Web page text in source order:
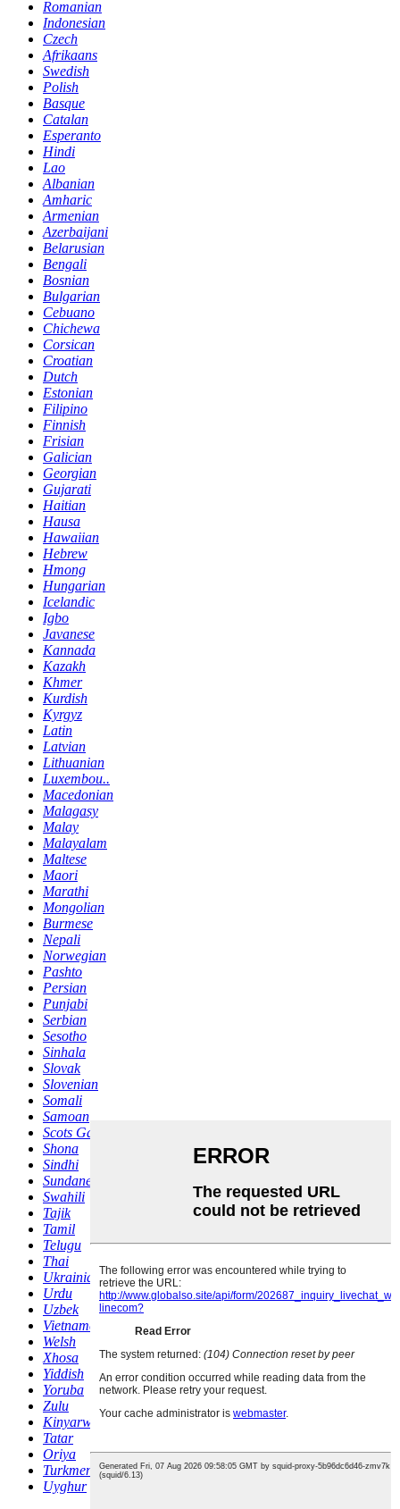
Romanian
Indonesian
Czech
Afrikaans
Swedish
Polish
Basque
Catalan
Esperanto
Hindi
Lao
Albanian
Amharic
Armenian
Azerbaijani
Belarusian
Bengali
Bosnian
Bulgarian
Cebuano
Chichewa
Corsican
Croatian
Dutch
Estonian
Filipino
Finnish
Frisian
Galician
Georgian
Gujarati
Haitian
Hausa
Hawaiian
Hebrew
Hmong
Hungarian
Icelandic
Igbo
Javanese
Kannada
Kazakh
Khmer
Kurdish
Kyrgyz
Latin
Latvian
Lithuanian
Luxembou..
Macedonian
Malagasy
Malay
Malayalam
Maltese
Maori
Marathi
Mongolian
Burmese
Nepali
Norwegian
Pashto
Persian
Punjabi
Serbian
Sesotho
Sinhala
Slovak
Slovenian
Somali
Samoan
Scots Gaelic
Shona
Sindhi
Sundanese
Swahili
Tajik
Tamil
Telugu
Thai
Ukrainian
Urdu
Uzbek
Vietnamese
Welsh
Xhosa
Yiddish
Yoruba
Zulu
Kinyarwanda
Tatar
Oriya
Turkmen
Uyghur